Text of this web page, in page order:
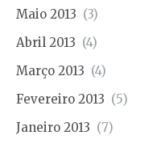
Maio 2013 (3)
Abril 2013 (4)
Março 2013 (4)
Fevereiro 2013 (5)
Janeiro 2013 (7)